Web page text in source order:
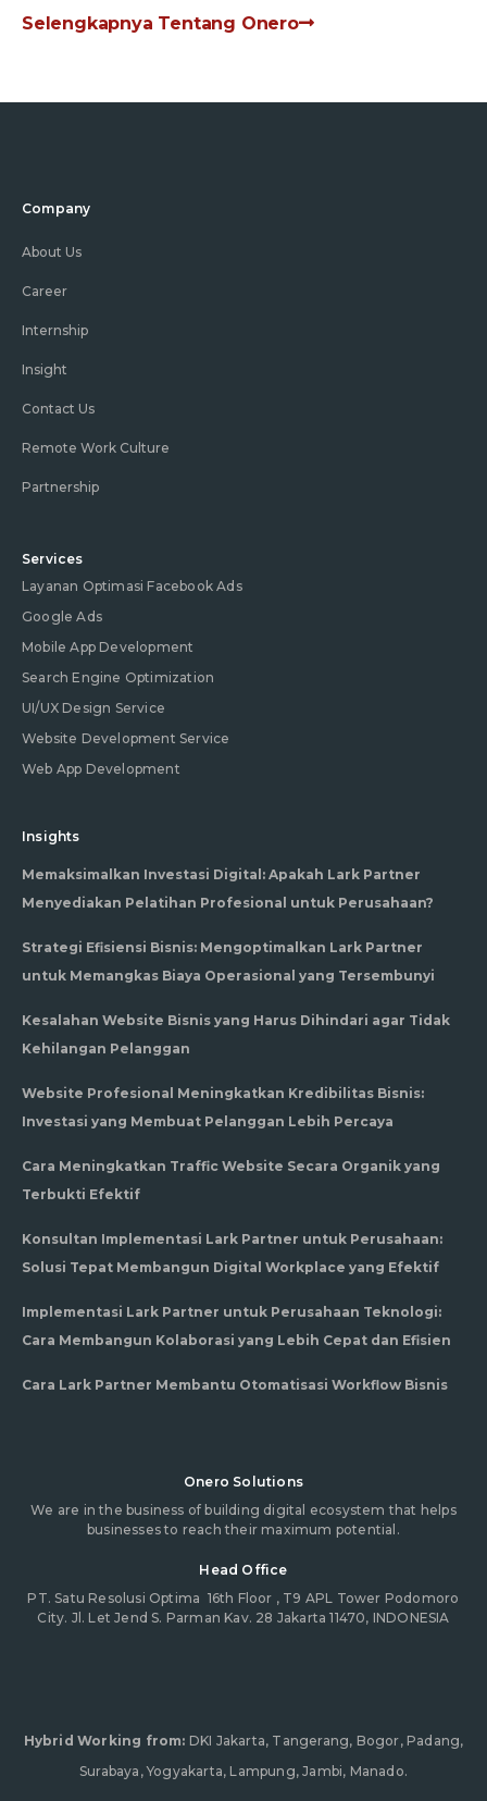
Selengkapnya Tentang Onero
Company
About Us
Career
Internship
Insight
Contact Us
Remote Work Culture
Partnership
Services
Layanan Optimasi Facebook Ads
Google Ads
Mobile App Development
Search Engine Optimization
UI/UX Design Service
Website Development Service
Web App Development
Insights
Memaksimalkan Investasi Digital: Apakah Lark Partner
Menyediakan Pelatihan Profesional untuk Perusahaan?
Strategi Efisiensi Bisnis: Mengoptimalkan Lark Partner
untuk Memangkas Biaya Operasional yang Tersembunyi
Kesalahan Website Bisnis yang Harus Dihindari agar Tidak
Kehilangan Pelanggan
Website Profesional Meningkatkan Kredibilitas Bisnis:
Investasi yang Membuat Pelanggan Lebih Percaya
Cara Meningkatkan Traffic Website Secara Organik yang
Terbukti Efektif
Konsultan Implementasi Lark Partner untuk Perusahaan:
Solusi Tepat Membangun Digital Workplace yang Efektif
Implementasi Lark Partner untuk Perusahaan Teknologi:
Cara Membangun Kolaborasi yang Lebih Cepat dan Efisien
Cara Lark Partner Membantu Otomatisasi Workflow Bisnis
Onero Solutions
We are in the business of building digital ecosystem that helps
businesses to reach their maximum potential.
Head Office
PT. Satu Resolusi Optima 16th Floor , T9 APL Tower Podomoro
City. Jl. Let Jend S. Parman Kav. 28 Jakarta 11470, INDONESIA
Hybrid Working from: DKI Jakarta, Tangerang, Bogor, Padang,
Surabaya, Yogyakarta, Lampung, Jambi, Manado.